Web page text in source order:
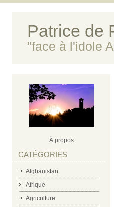
Patrice de
"face à l'idole
À propos
CATÉGORIES
Afghanistan
Afrique
Agriculture